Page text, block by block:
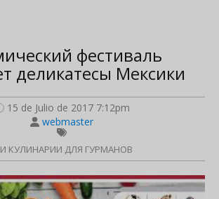
фестиваль
деликатесы Мексики
15 de Julio de 2017 7:12pm
webmaster
КУЛИНАРИИ ДЛЯ ГУРМАНОВ